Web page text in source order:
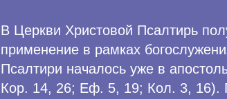
В Церкви Христовой Псалтирь
применение в рамках
Псалтири началось уже в
Кор. 14, 26; Еф. 5, 19; Кол. 3, 16).